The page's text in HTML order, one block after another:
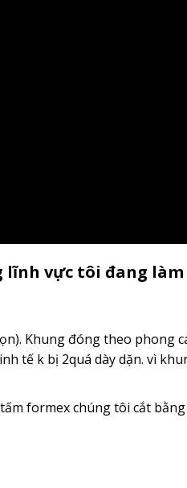
lĩnh vực tôi đang làm
Khung đóng theo phong
tế k bị 2quá dày dặn. vì
formex chúng tôi cắt